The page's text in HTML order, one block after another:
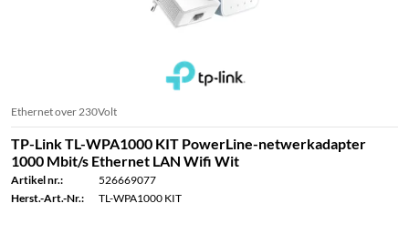
Ethernet over 230Volt
TP-Link TL-WPA1000 KIT PowerLine-netwerkadapter
1000 Mbit/s Ethernet LAN Wifi Wit
Artikel nr.:
526669077
Herst.-Art.-Nr.:
TL-WPA1000 KIT